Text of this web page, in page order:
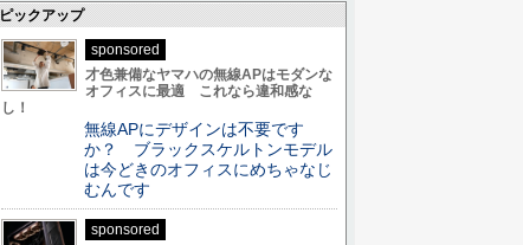
ピックアップ
sponsored
才色兼備なヤマハの無線APはモダンな
オフィスに最適 これなら違和感な
し！
無線APにデザインは不要です
か？ ブラックスケルトンモデル
は今どきのオフィスにめちゃなじ
むんです
sponsored